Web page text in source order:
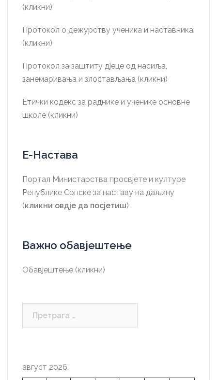
(кликни)
Протокол о дежурству ученика и наставника
(кликни)
Протокол за заштиту дјеце од насиља,
занемаривања и злостављања (кликни)
Етички кодекс за раднике и ученике основне
школе (кликни)
Е-Настава
Портал Министарства просвјете и културе
Републике Српске за наставу на даљину
(кликни овдје да посјетиш)
Важно обавјештење
Обавјештење (кликни)
август 2026.